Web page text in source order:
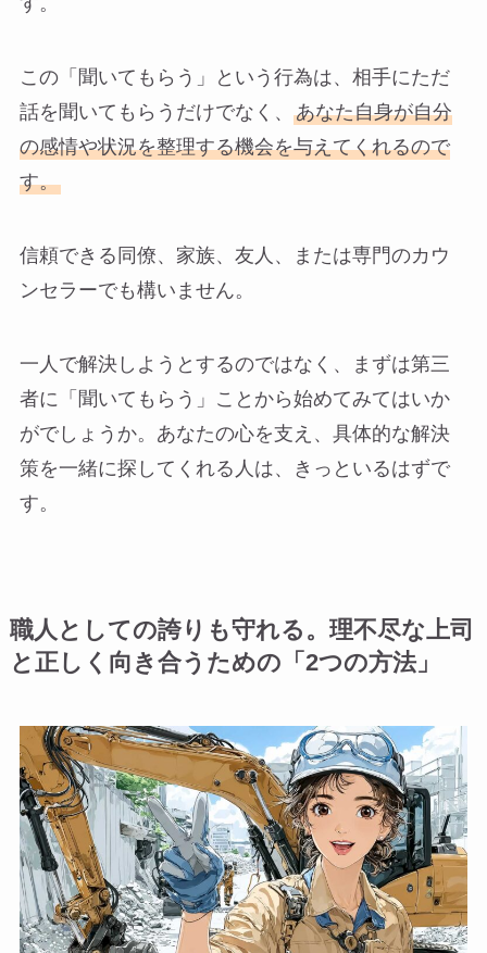
この「聞いてもらう」という行為は、相手にただ
話を聞いてもらうだけでなく、 あなた自身が自分
の感情や状況を整理する機会を与えてくれるので
す。
信頼できる同僚、家族、友人、または専門のカウ
ンセラーでも構いません。
一人で解決しようとするのではなく、まずは第三
者に「聞いてもらう」ことから始めてみてはいか
がでしょうか。あなたの心を支え、具体的な解決
策を一緒に探してくれる人は、きっといるはずで
す。
職人としての誇りも守れる。理不尽な上司
と正しく向き合うための「2つの方法」